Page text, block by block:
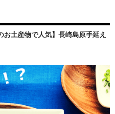
お土産物で人気】長崎島原手延え